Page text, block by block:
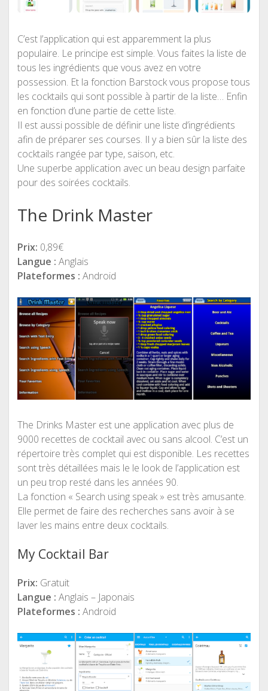
C’est l’application qui est apparemment la plus
populaire. Le principe est simple. Vous faites la liste de
tous les ingrédients que vous avez en votre
possession. Et la fonction Barstock vous propose tous
les cocktails qui sont possible à partir de la liste… Enfin
en fonction d’une partie de cette liste.
Il est aussi possible de définir une liste d’ingrédients
afin de préparer ses courses. Il y a bien sûr la liste des
cocktails rangée par type, saison, etc.
Une superbe application avec un beau design parfaite
pour des soirées cocktails.
The Drink Master
Prix: 0,89€
Langue : Anglais
Plateformes : Android
The Drinks Master est une application avec plus de
9000 recettes de cocktail avec ou sans alcool. C’est un
répertoire très complet qui est disponible. Les recettes
sont très détaillées mais le le look de l’application est
un peu trop resté dans les années 90.
La fonction « Search using speak » est très amusante.
Elle permet de faire des recherches sans avoir à se
laver les mains entre deux cocktails.
My Cocktail Bar
Prix: Gratuit
Langue : Anglais – Japonais
Plateformes : Android